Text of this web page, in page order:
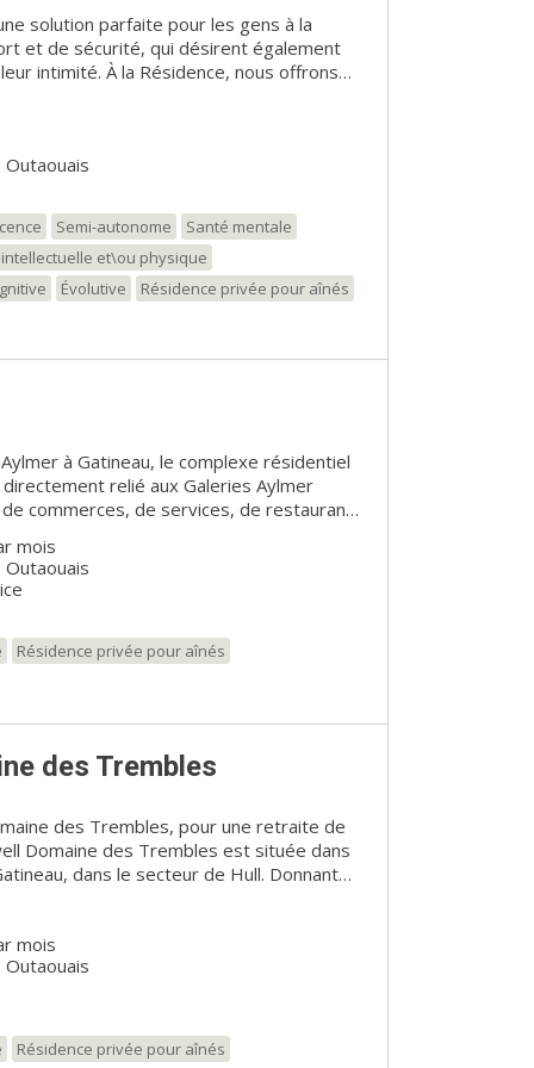
solution parfaite pour les gens à la
et de sécurité, qui désirent également
intimité. À la Résidence, nous offrons
activités sociales et de divertissement
et la tranquillité de nos résidents. Par sa
son service d’autobus de ville à la porte,
centre-ville, des Galeries de Hull,
ainsi que du CLSC du quartier. À la
une attention particulière aux
des résidents et des résidentes
En tout temps, nous voyons à ce que
soient respectées.
Outaouais
Semi-autonome
Santé mentale
et\ou physique
Évolutive
Résidence privée pour aînés
à Gatineau, le complexe résidentiel
relié aux Galeries Aylmer
commerces, de services, de restaurants
aussi une grande variété de services
Gatineau.
mois
Outaouais
Résidence privée pour aînés
des Trembles
des Trembles, pour une retraite de
dans le secteur de Hull. Donnant
et à de nombreux commerces, vous y
urbaine, près de la nature. Les
maintenir leur mode de vie se sentiront
à l’ambiance raffinée. Réputée pour sa
de qualité supérieure, vous vivrez
Domaine des
retraités semi-autonomes un
mois
Outaouais
Résidence privée pour aînés